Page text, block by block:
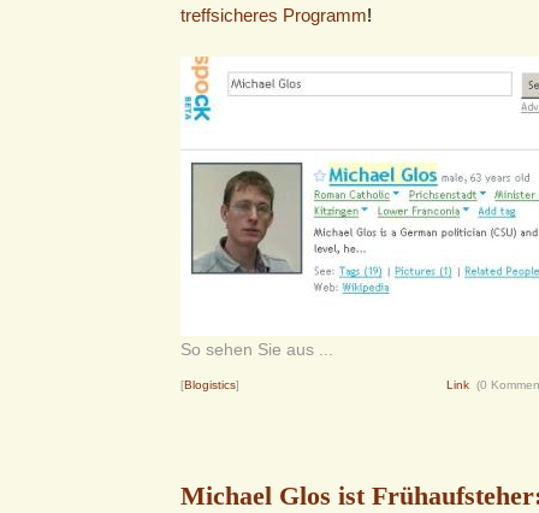
treffsicheres Programm!
So sehen Sie aus ...
[Blogistics] Link (0
Michael Glos ist